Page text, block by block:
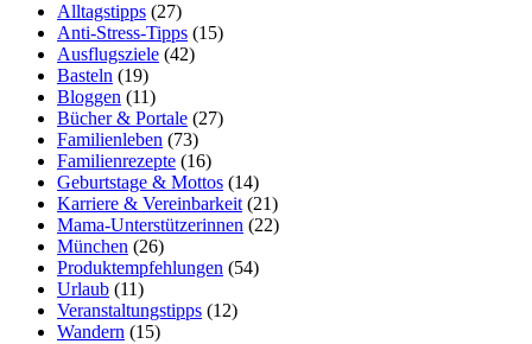
Alltagstipps (27)
Anti-Stress-Tipps (15)
Ausflugsziele (42)
Basteln (19)
Bloggen (11)
Bücher & Portale (27)
Familienleben (73)
Familienrezepte (16)
Geburtstage & Mottos (14)
Karriere & Vereinbarkeit(21)
Mama-Unterstützerinnen (22)
München (26)
Produktempfehlungen (54)
Urlaub (11)
Veranstaltungstipps (12)
Wandern (15)